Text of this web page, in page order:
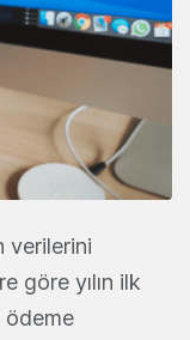
verilerini
göre yılın ilk
ödeme